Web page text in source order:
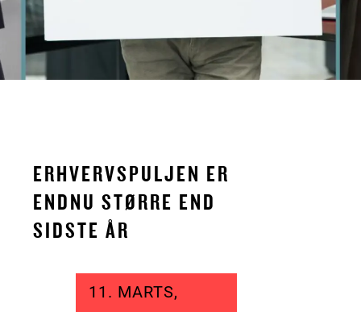
ERHVERVSPULJEN ER
ENDNU STØRRE END
SIDSTE ÅR
11. MARTS,